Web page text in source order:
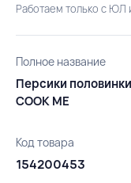
Работаем только с ЮЛ
Полное название
Персики
COOK ME
Код товара
154200453